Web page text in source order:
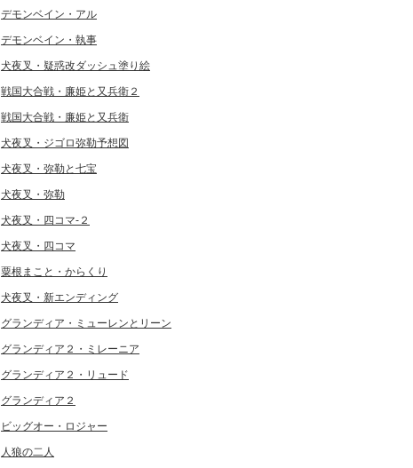
デモンベイン・アル
デモンベイン・執事
犬夜叉・疑惑改ダッシュ塗り絵
戦国大合戦・廉姫と又兵衛２
戦国大合戦・廉姫と又兵衛
犬夜叉・ジゴロ弥勒予想図
犬夜叉・弥勒と七宝
犬夜叉・弥勒
犬夜叉・四コマ-２
犬夜叉・四コマ
粟根まこと・からくり
犬夜叉・新エンディング
グランディア・ミューレンとリーン
グランディア２・ミレーニア
グランディア２・リュード
グランディア２
ビッグオー・ロジャー
人狼の二人